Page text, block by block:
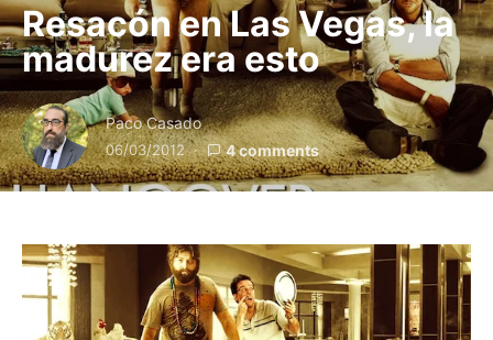
Resacón en Las Vegas, la
madurez era esto
Paco Casado
06/03/2012 4 comments